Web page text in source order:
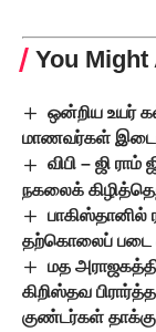
You
ஒன்றிய உயர்
மாணவர்கள்
விபி – ஜி
நகலைக்
பாகிஸ்தானில்
தற்கொலைப் படை
மத
கிறிஸ்தவ
குண்டர்கள்